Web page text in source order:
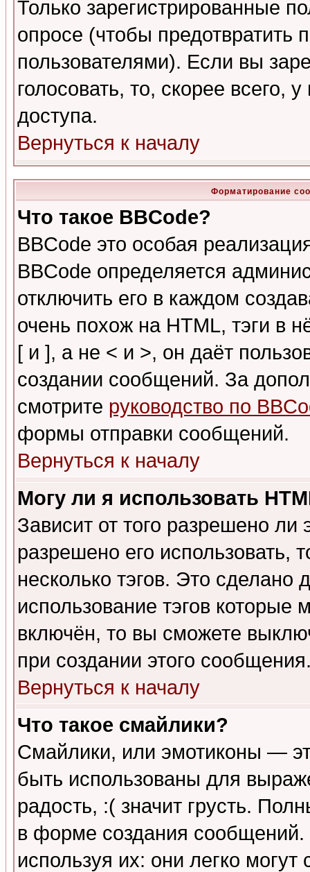
Только зарегистрированные
опросе (чтобы предотвратить
пользователями). Если вы
голосовать, то, скорее всего,
доступа.
Вернуться к началу
Форматирование
Что такое BBCode?
BBCode это особая
BBCode определяется
отключить его в каждом
очень похож на HTML, тэги в
[ и ], а не < и >, он даёт
создании сообщений. За
смотрите руководство по
формы отправки сообщений.
Вернуться к началу
Могу ли я использовать
Зависит от того разрешено
разрешено его использовать,
несколько тэгов. Это сделано
использование тэгов
включён, то вы сможете
при создании этого
Вернуться к началу
Что такое смайлики?
Смайлики, или эмотиконы —
быть использованы для
радость, :( значит грусть.
в форме создания сообщений.
используя их: они легко